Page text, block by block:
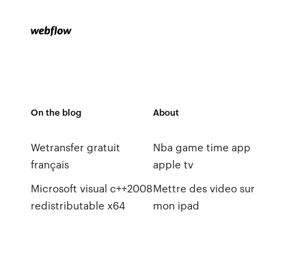
On the blog
Wetransfer gratuit
français
Microsoft visual c++2008
redistributable x64
About
Nba game time app
apple tv
Mettre des video sur
mon ipad